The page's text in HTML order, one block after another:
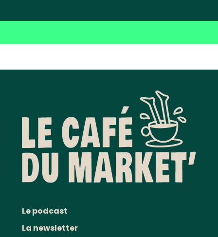
Le podcast
La newsletter